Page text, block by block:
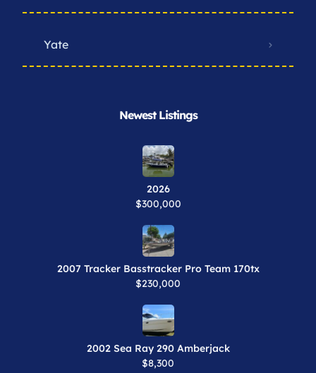
Yate
Newest Listings​
2026
$300,000
2007 Tracker Basstracker Pro Team 170tx
$230,000
2002 Sea Ray 290 Amberjack
$8,300